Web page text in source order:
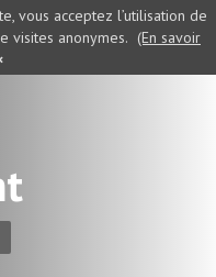
vous acceptez l’utilisation de
visites anonymes. (En savoir